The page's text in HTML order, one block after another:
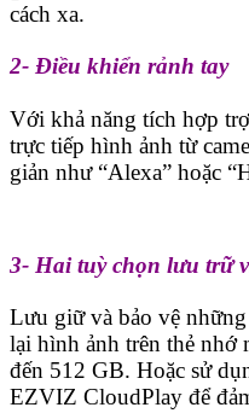
cách xa.
2- Điều khiển rảnh tay
Với khả năng tích hợp
trực tiếp hình ảnh từ
giản như “Alexa” hoặc
3- Hai tuỳ chọn lưu trữ
Lưu giữ và bảo vệ
lại hình ảnh trên thẻ
đến 512 GB. Hoặc sử
EZVIZ CloudPlay để